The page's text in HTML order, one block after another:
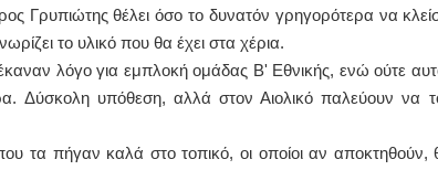
Γρυπιώτης θέλει όσο το δυνατόν γρηγορότερα να
το υλικό που θα έχει στα χέρια.
λόγο για εμπλοκή ομάδας Β' Εθνικής, ενώ ούτε
Δύσκολη υπόθεση, αλλά στον Αιολικό παλεύουν να
τα πήγαν καλά στο τοπικό, οι οποίοι αν αποκτηθούν,
Έλενα Μπούμπα
Στρατιωτικός Ιατρός
Διδ.Παν.Αθηνών
Διπλωματούχος Ευρ.Ακαδημίας
Πάρνηθας 95-97 Αχαρναί